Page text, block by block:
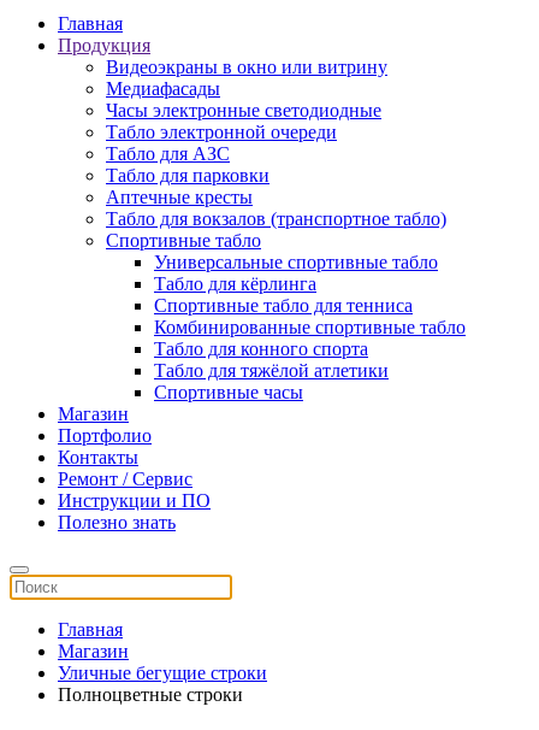
Главная
Продукция
Видеоэкраны в окно или витрину
Медиафасады
Часы электронные светодиодные
Табло электронной очереди
Табло для АЗС
Табло для парковки
Аптечные кресты
Табло для вокзалов (транспортное табло)
Спортивные табло
Универсальные спортивные табло
Табло для кёрлинга
Спортивные табло для тенниса
Комбинированные спортивные табло
Табло для конного спорта
Табло для тяжёлой атлетики
Спортивные часы
Магазин
Портфолио
Контакты
Ремонт / Сервис
Инструкции и ПО
Полезно знать
Главная
Магазин
Уличные бегущие строки
Полноцветные строки